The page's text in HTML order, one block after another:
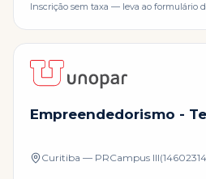
Inscrição sem taxa — leva ao formulário
Empreendedorismo -
Curitiba — PRCampus